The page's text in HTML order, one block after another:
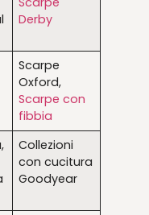
Derby
Scarpe
Oxford,
Scarpe con
fibbia
Collezioni
con cucitura
Goodyear